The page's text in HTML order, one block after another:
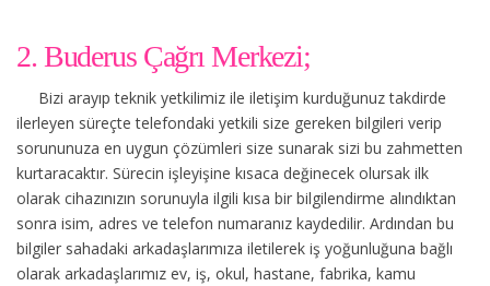
2. Buderus Çağrı Merkezi;
Bizi arayıp teknik yetkilimiz ile iletişim kurduğunuz takdirde
ilerleyen süreçte telefondaki yetkili size gereken bilgileri verip
sorununuza en uygun çözümleri size sunarak sizi bu zahmetten
kurtaracaktır. Sürecin işleyişine kısaca değinecek olursak ilk
olarak cihazınızın sorunuyla ilgili kısa bir bilgilendirme alındıktan
sonra isim, adres ve telefon numaranız kaydedilir. Ardından bu
bilgiler sahadaki arkadaşlarımıza iletilerek iş yoğunluğuna bağlı
olarak arkadaşlarımız ev, iş, okul, hastane, fabrika, kamu